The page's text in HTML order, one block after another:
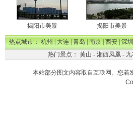
揭阳市美景 揭阳市美景
热点城市：杭州|大连|青岛|南京|西安|深圳
热门景点： 黄山 - 湘西凤凰-
本站部分图文内容取自互联网。您若